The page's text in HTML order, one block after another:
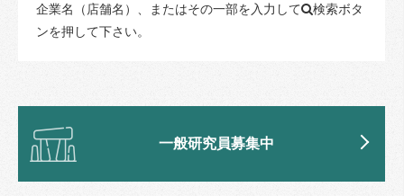
企業名（店舗名）、またはその一部を入力して
検索ボタ
ンを押して下さい。
一般研究員募集中